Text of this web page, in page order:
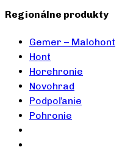
Regionálne produkty
Gemer – Malohont
Hont
Horehronie
Novohrad
Podpoľanie
Pohronie